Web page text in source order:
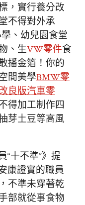
，實行養分改
不得對外承
、幼兒園食堂
、生VW零件食
播金箔！你的
間美學BMW零
良版汽車零
得加工制作四
芽土豆等高風
“十不準”》提
康證實的職員
不準未穿著乾
部就從事食物